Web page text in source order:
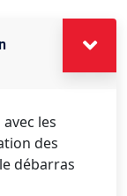
les
des
débarras